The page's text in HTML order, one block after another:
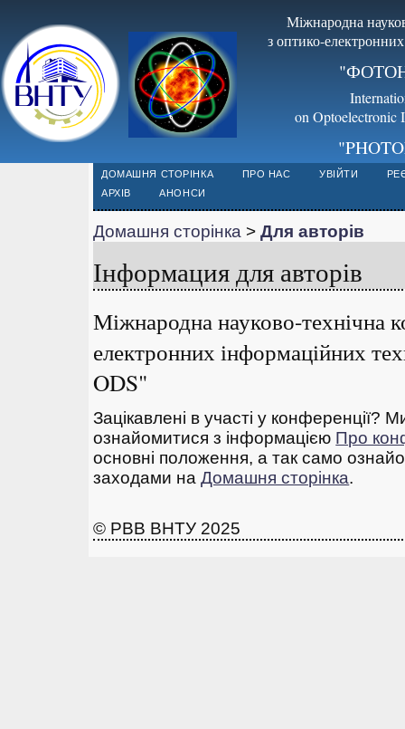
Міжнародна
з оптико-
on Optoelectronic
ДОМАШНЯ СТОРІНКА ПРО НАС УВІЙТИ
АРХІВ
АНОНСИ
Домашня сторінка >Для авторів
Інформация для авторів
Міжнародна науково-технічна
електронних інформаційних
ODS"
Зацікавлені в участі у конференції?
ознайомитися з інформацією Про
основні положення, а так само
заходами наДомашня сторінка.
© РВВ ВНТУ 2025